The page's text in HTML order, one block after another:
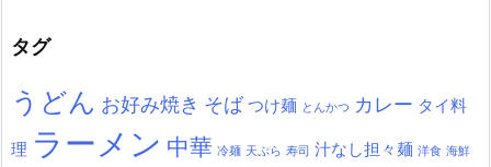
タグ
うどん お好み焼き そば つけ麺 とんかつ カレー タイ料
理 ラーメン 中華 冷麺 天ぷら 寿司 汁なし担々麺 洋食 海鮮